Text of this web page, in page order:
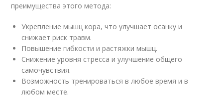
преимущества этого метода:
Укрепление мышц кора, что улучшает осанку и
снижает риск травм.
Повышение гибкости и растяжки мышц.
Снижение уровня стресса и улучшение общего
самочувствия.
Возможность тренироваться в любое время и в
любом месте.